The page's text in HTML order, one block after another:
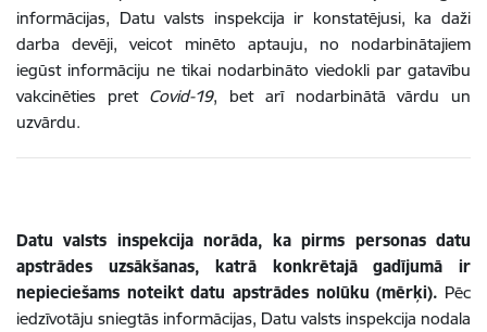
informācijas, Datu valsts inspekcija ir konstatējusi, ka daži
darba devēji, veicot minēto aptauju, no nodarbinātajiem
iegūst informāciju ne tikai nodarbināto viedokli par gatavību
vakcinēties pret Covid-19, bet arī nodarbinātā vārdu un
uzvārdu.
Datu valsts inspekcija norāda, ka pirms personas datu
apstrādes uzsākšanas, katrā konkrētajā gadījumā ir
nepieciešams noteikt datu apstrādes nolūku (mērķi). Pēc
iedzīvotāju sniegtās informācijas, Datu valsts inspekcija nodala